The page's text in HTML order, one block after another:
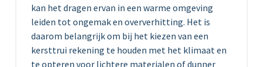
kan het dragen ervan in een warme omgeving
leiden tot ongemak en oververhitting. Het is
daarom belangrijk om bij het kiezen van een
kersttrui rekening te houden met het klimaat en
te opteren voor lichtere materialen of dunner